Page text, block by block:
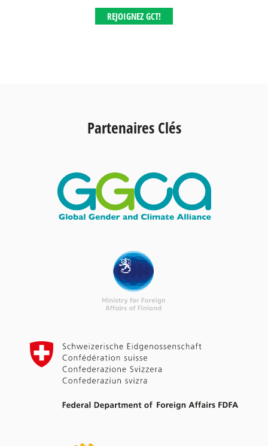
REJOIGNEZ GCT!
Partenaires Clés